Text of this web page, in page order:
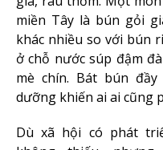
miền Tây là bún gỏi
khác nhiều so với bún
ở chỗ nước súp đậm
mè chín. Bát bún
dưỡng khiến ai ai cũng
Dù xã hội có phát